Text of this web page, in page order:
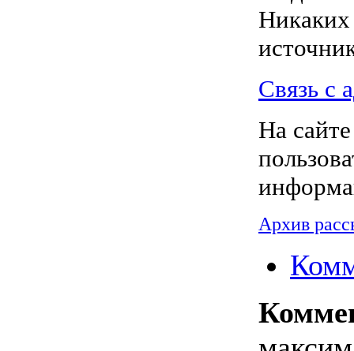
Никаких
Связь с
На
Архив